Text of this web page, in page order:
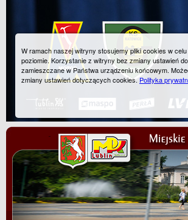
W ramach naszej witryny stosujemy pliki cookies w
poziomie. Korzystanie z witryny bez zmiany ustawień
zamieszczane w Państwa urządzeniu końcowym.
zmiany ustawień dotyczących cookies.Polityka